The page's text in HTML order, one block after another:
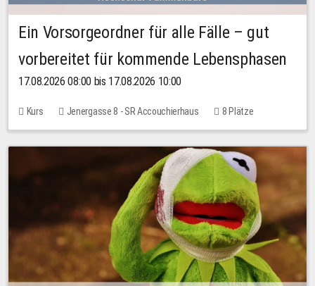
Ein Vorsorgeordner für alle Fälle – gut
vorbereitet für kommende Lebensphasen
17.08.2026 08:00 bis 17.08.2026 10:00
Kurs Jenergasse 8 - SR Accouchierhaus 8 Plätze